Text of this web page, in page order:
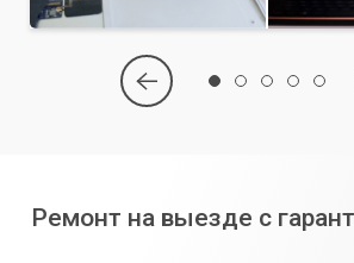
Ремонт на выезде с